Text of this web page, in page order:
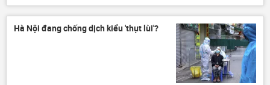
Việt Nam
Hà Nội
Vaccine
Covid-19 tại Việt Nam
Hà Nội đang chống dịch kiểu 'thụt lùi'?